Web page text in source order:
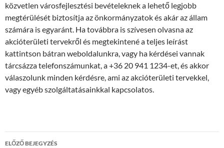
közvetlen városfejlesztési bevételeknek a lehető legjobb
megtérülését biztosítja az önkormányzatok és akár az állam
számára is egyaránt. Ha továbbra is szívesen olvasna az
akcióterületi tervekről és megtekintené a teljes leírást
kattintson bátran weboldalunkra, vagy ha kérdései vannak
tárcsázza telefonszámunkat, a +36 20 941 1234-et, és akkor
válaszolunk minden kérdésre, ami az akcióterületi tervekkel,
vagy egyéb szolgáltatásainkkal kapcsolatos.
Bejegyzés
ELŐZŐ BEJEGYZÉS